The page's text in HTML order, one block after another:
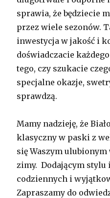
sprawia, że będziecie
przez wiele sezonów.
inwestycja w jakość i
doświadczacie
tego, czy szukacie
specjalne okazje,
sprawdzą.
Mamy nadzieję, że
klasyczny w paski z
się Waszym
zimy. Dodającym stylu
codziennych i
Zapraszamy do